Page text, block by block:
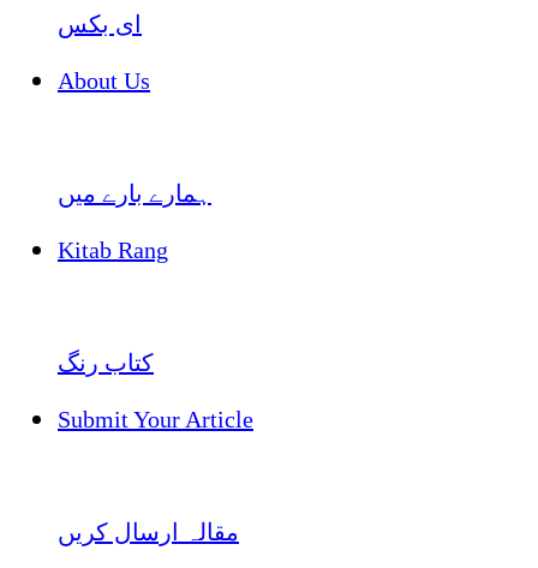
ای بکس
About Us
ہمارے بارے میں
Kitab Rang
کتاب رنگ
Submit Your Article
مقالہ ارسال کریں